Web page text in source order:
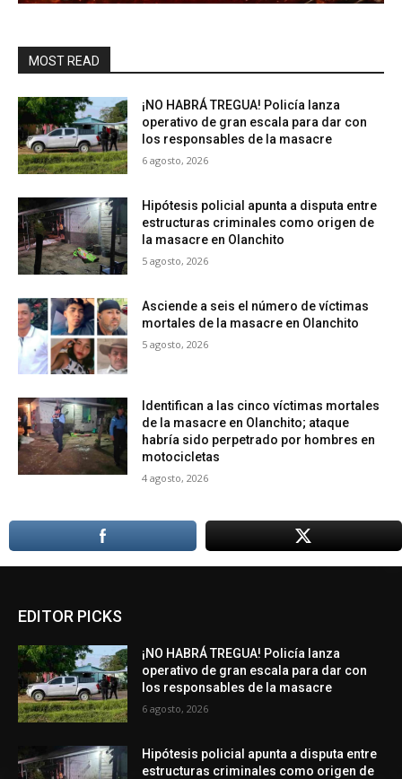
MOST READ
¡NO HABRÁ TREGUA! Policía lanza
operativo de gran escala para dar con
los responsables de la masacre
6 agosto, 2026
Hipótesis policial apunta a disputa entre
estructuras criminales como origen de
la masacre en Olanchito
5 agosto, 2026
Asciende a seis el número de víctimas
mortales de la masacre en Olanchito
5 agosto, 2026
Identifican a las cinco víctimas mortales
de la masacre en Olanchito; ataque
habría sido perpetrado por hombres en
motocicletas
4 agosto, 2026
EDITOR PICKS
¡NO HABRÁ TREGUA! Policía lanza
operativo de gran escala para dar con
los responsables de la masacre
6 agosto, 2026
Hipótesis policial apunta a disputa entre
estructuras criminales como origen de